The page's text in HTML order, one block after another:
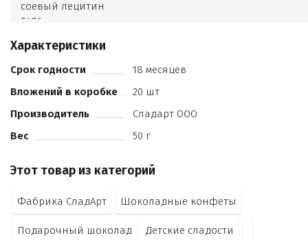
соевый лецитин
Е476
Характеристики
Срок годности
18 месяцев
Вложений в коробке
20 шт
Производитель
Сладарт ООО
Вес
50 г
Этот товар из категорий
Фабрика СладАрт Шоколадные конфеты
Подарочный шоколад Детские сладости